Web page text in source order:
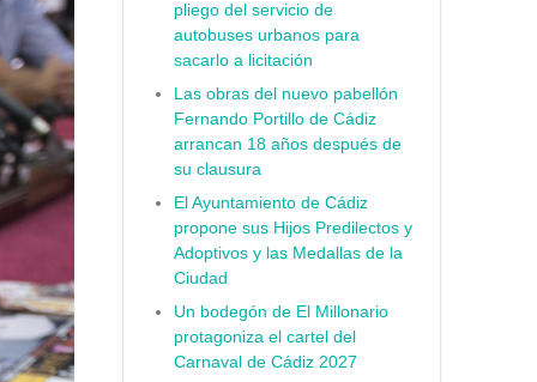
pliego del servicio de
autobuses urbanos para
sacarlo a licitación
Las obras del nuevo pabellón
Fernando Portillo de Cádiz
arrancan 18 años después de
su clausura
El Ayuntamiento de Cádiz
propone sus Hijos Predilectos y
Adoptivos y las Medallas de la
Ciudad
Un bodegón de El Millonario
protagoniza el cartel del
Carnaval de Cádiz 2027